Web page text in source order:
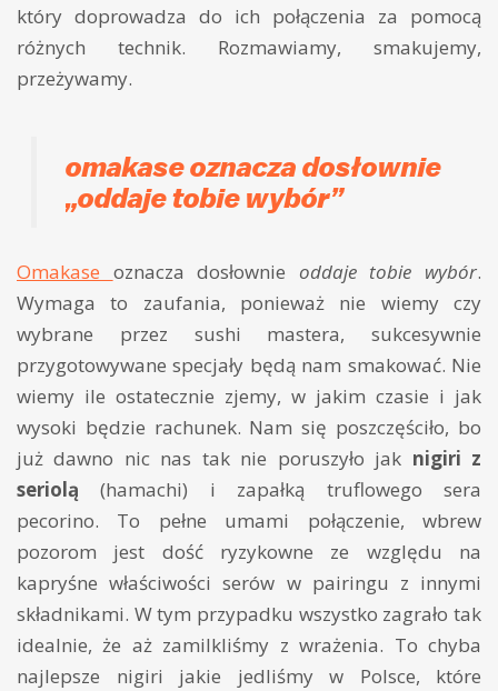
który doprowadza do ich połączenia za pomocą
różnych technik. Rozmawiamy, smakujemy,
przeżywamy.
omakase oznacza dosłownie
„oddaje tobie wybór”
Omakase oznacza dosłownie oddaje tobie wybór.
Wymaga to zaufania, ponieważ nie wiemy czy
wybrane przez sushi mastera, sukcesywnie
przygotowywane specjały będą nam smakować. Nie
wiemy ile ostatecznie zjemy, w jakim czasie i jak
wysoki będzie rachunek. Nam się poszczęściło, bo
już dawno nic nas tak nie poruszyło jak nigiri z
seriolą (hamachi) i zapałką truflowego sera
pecorino. To pełne umami połączenie, wbrew
pozorom jest dość ryzykowne ze względu na
kapryśne właściwości serów w pairingu z innymi
składnikami. W tym przypadku wszystko zagrało tak
idealnie, że aż zamilkliśmy z wrażenia. To chyba
najlepsze nigiri jakie jedliśmy w Polsce, które